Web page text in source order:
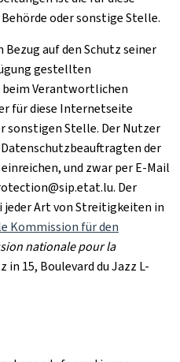
oder sonstige Stelle.
auf den Schutz seiner
gestellten
Verantwortlichen
für diese Internetseite
sonstigen Stelle. Der Nutzer
der
und zwar per E-Mail
Der
jeder Art von Streitigkeiten in
Kommission für den
nationale pour la
in 15, Boulevard du Jazz L-